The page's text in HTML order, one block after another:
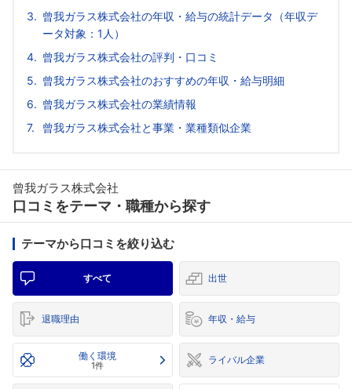
曾我ガラス株式会社の年収・給与の統計データ（年収デ
ータ対象：1人）
曾我ガラス株式会社の評判・口コミ
曾我ガラス株式会社のおすすめの年収・給与明細
曾我ガラス株式会社の業績情報
曾我ガラス株式会社と事業・業種類似企業
曾我ガラス株式会社
口コミをテーマ・職種から探す
テーマから口コミを絞り込む
すべて 出世
退職理由 年収・給与
働く環境
1件 ライバル企業